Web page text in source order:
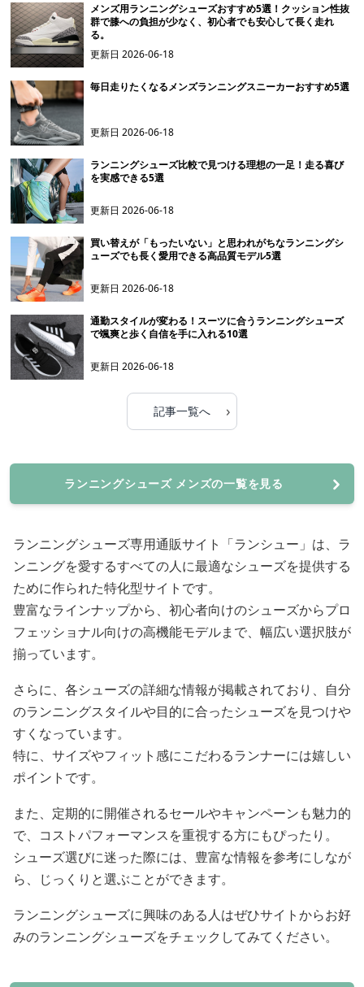
メンズ用ランニングシューズおすすめ5選！クッション性抜
群で膝への負担が少なく、初心者でも安心して長く走れ
る。
更新日2026-06-18
毎日走りたくなるメンズランニングスニーカーおすすめ5選
更新日2026-06-18
ランニングシューズ比較で見つける理想の一足！走る喜び
を実感できる5選
更新日2026-06-18
買い替えが「もったいない」と思われがちなランニングシ
ューズでも長く愛用できる高品質モデル5選
更新日2026-06-18
通勤スタイルが変わる！スーツに合うランニングシューズ
で颯爽と歩く自信を手に入れる10選
更新日2026-06-18
記事一覧へ ›
ランニングシューズ メンズの一覧を見る
ランニングシューズ専用通販サイト「ランシュー」は、ラ
ンニングを愛するすべての人に最適なシューズを提供する
ために作られた特化型サイトです。
豊富なラインナップから、初心者向けのシューズからプロ
フェッショナル向けの高機能モデルまで、幅広い選択肢が
揃っています。
さらに、各シューズの詳細な情報が掲載されており、自分
のランニングスタイルや目的に合ったシューズを見つけや
すくなっています。
特に、サイズやフィット感にこだわるランナーには嬉しい
ポイントです。
また、定期的に開催されるセールやキャンペーンも魅力的
で、コストパフォーマンスを重視する方にもぴったり。
シューズ選びに迷った際には、豊富な情報を参考にしなが
ら、じっくりと選ぶことができます。
ランニングシューズに興味のある人はぜひサイトからお好
みのランニングシューズをチェックしてみてください。